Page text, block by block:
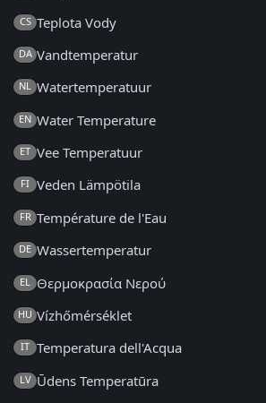
CS Teplota Vody
DA Vandtemperatur
NL Watertemperatuur
EN Water Temperature
ET Vee Temperatuur
FI Veden Lämpötila
FR Température de l'Eau
DE Wassertemperatur
EL Θερμοκρασία Νερού
HU Vízhőmérséklet
IT Temperatura dell'Acqua
LV Ūdens Temperatūra